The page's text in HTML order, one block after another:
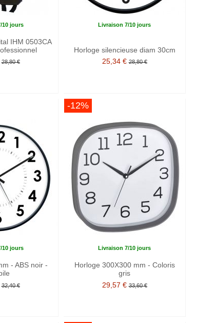
10 jours
IHM 0503CA
28,80 €
Livraison 7/10 jours
Horloge silencieuse diam 30cm
25,34 € 28,80 €
10 jours
- ABS noir -
32,40 €
-12%
Livraison 7/10 jours
Horloge 300X300 mm - Coloris
gris
29,57 € 33,60 €